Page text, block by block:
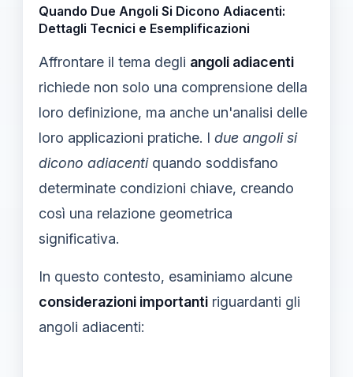
Quando Due Angoli Si Dicono Adiacenti:
Dettagli Tecnici e Esemplificazioni
Affrontare il tema degli angoli adiacenti
richiede non solo una comprensione della
loro definizione, ma anche un'analisi delle
loro applicazioni pratiche. I due angoli si
dicono adiacentiquando soddisfano
determinate condizioni chiave, creando
così una relazione geometrica
significativa.
In questo contesto, esaminiamo alcune
considerazioni importanti riguardanti gli
angoli adiacenti: